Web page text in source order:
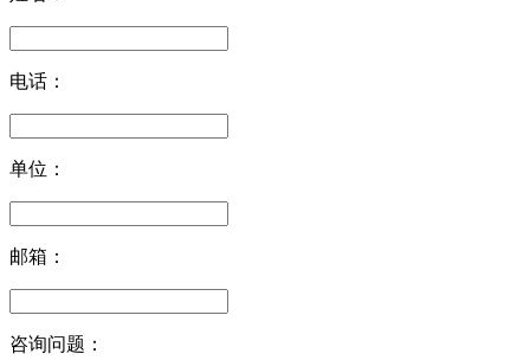
电话：
单位：
邮箱：
咨询问题：